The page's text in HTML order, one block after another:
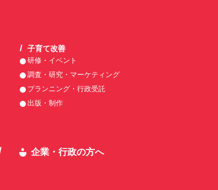
子育て改善
研修・イベント
調査・研究・マーケティング
プランニング・行政受託
出版・制作
企業・行政の方へ